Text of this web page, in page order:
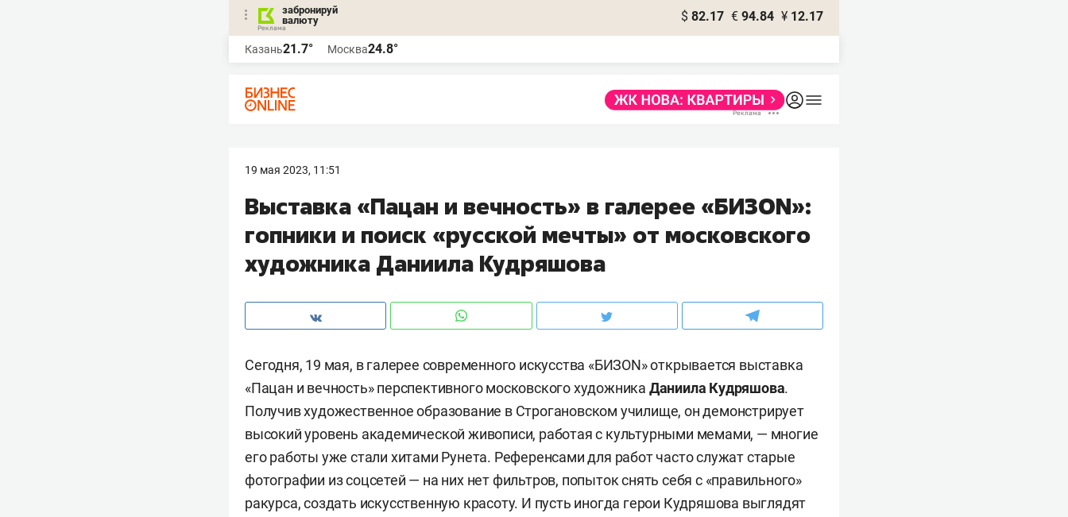
забронируй
валюту
$ 82.17 € 94.84 ¥ 12.17
Казань21.7° Москва24.8°
19 мая 2023, 11:51
Выставка «Пацан и вечность» в галерее «БИЗON»:
гопники и поиск «русской мечты» от московского
художника Даниила Кудряшова
Сегодня, 19 мая, в галерее современного искусства «БИЗON» открывается выставка
«Пацан и вечность» перспективного московского художника Даниила Кудряшова.
Получив художественное образование в Строгановском училище, он демонстрирует
высокий уровень академической живописи, работая с культурными мемами, — многие
его работы уже стали хитами Рунета. Референсами для работ часто служат старые
фотографии изсоцсетеи ̆ — на них нет фильтров, попыток снять себя с «правильного»
ракурса, создать искусственную красоту. И пусть иногда герои Кудряшова выглядят